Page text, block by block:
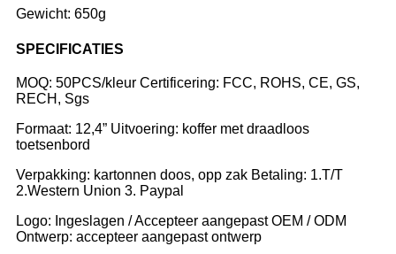
Gewicht: 650g
SPECIFICATIES
MOQ: 50PCS/kleur Certificering: FCC, ROHS, CE, GS,
RECH, Sgs
Formaat: 12,4” Uitvoering: koffer met draadloos
toetsenbord
Verpakking: kartonnen doos, opp zak Betaling: 1.T/T
2.Western Union 3. Paypal
Logo: Ingeslagen / Accepteer aangepast OEM / ODM
Ontwerp: accepteer aangepast ontwerp